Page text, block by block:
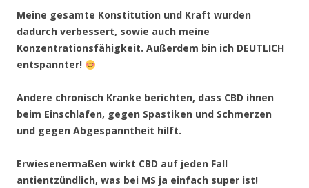
Meine gesamte Konstitution und Kraft wurden
dadurch verbessert, sowie auch meine
Konzentrationsfähigkeit. Außerdem bin ich DEUTLICH
entspannter!
Andere chronisch Kranke berichten, dass CBD ihnen
beim Einschlafen, gegen Spastiken und Schmerzen
und gegen Abgespanntheit hilft.
Erwiesenermaßen wirkt CBD auf jeden Fall
antientzündlich, was bei MS ja einfach super ist!